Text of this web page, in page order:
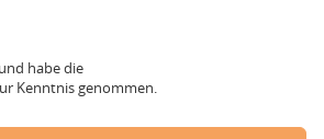
und habe die
Kenntnis genommen.